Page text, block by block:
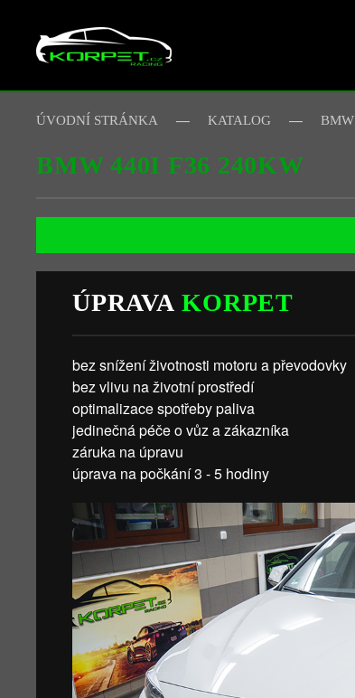
Skip to main content
ÚVODNÍ STRÁNKA KATALOG BMW
BMW 440I F36 240KW
ÚPRAVAKORPET
bez snížení životnosti motoru a převodovky
bez vlivu na životní prostředí
optimalizace spotřeby paliva
jedinečná péče o vůz a zákazníka
záruka na úpravu
úprava na počkání 3 - 5 hodiny